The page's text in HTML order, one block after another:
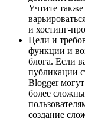
Учтите также
и хостинг-
Цели и
функции и
блога. Если
публикации
Blogger
более
создание